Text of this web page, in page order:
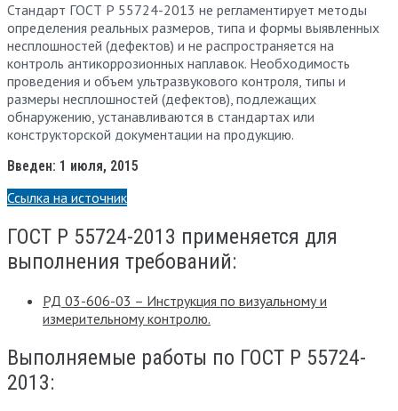
Стандарт ГОСТ Р 55724-2013 не регламентирует методы
определения реальных размеров, типа и формы выявленных
несплошностей (дефектов) и не распространяется на
контроль антикоррозионных наплавок. Необходимость
проведения и объем ультразвукового контроля, типы и
размеры несплошностей (дефектов), подлежащих
обнаружению, устанавливаются в стандартах или
конструкторской документации на продукцию.
Введен: 1 июля, 2015
Ссылка на источник
ГОСТ Р 55724-2013 применяется для
выполнения требований:
РД 03-606-03 – Инструкция по визуальному и
измерительному контролю.
Выполняемые работы по ГОСТ Р 55724-
2013: